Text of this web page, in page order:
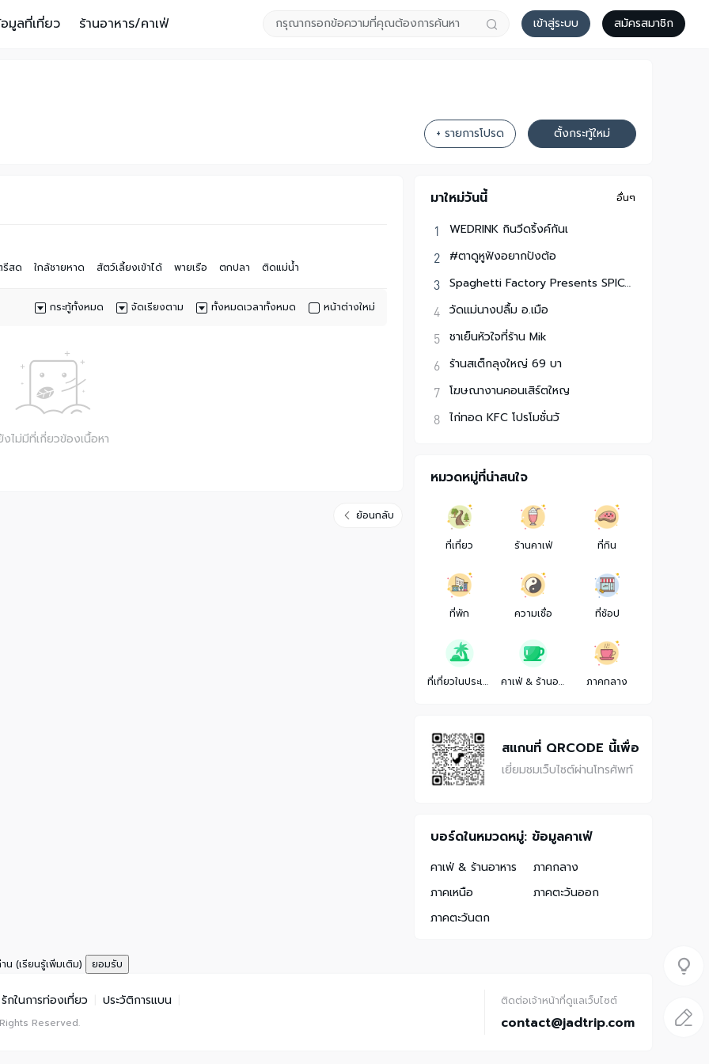
มูลที่เที่ยว ร้านอาหาร/คาเฟ่ เข้าสู่ระบบ สมัครสมาชิก
+ รายการโปรด ตั้งกระทู้ใหม่
สด ใกล้ชายหาด สัตว์เลี้ยงเข้าได้ พายเรือ ตกปลา ติดแม่นํ้า
หน้าต่างใหม่
ทั้งหมดเวลาทั้งหมด
จัดเรียงตาม
กระทู้ทั้งหมด
งไม่มีที่เกี่ยวข้องเนื้อหา
ย้อนกลับ
มาใหม่วันนี้ อื่นๆ
WEDRINK กินวีดริ้งค์กันเ
#ตาดูหูฟังอยากปังต้อ
Spaghetti Factory Presents SPICYDISH FRI
วัดแม่นางปลื้ม อ.เมือ
ชาเย็นหัวใจที่ร้าน Mik
ร้านสเต็กลุงใหญ่ 69 บา
โฆษณางานคอนเสิร์ตใหญ
ไก่ทอด KFC โปรโมชั่นวั
หมวดหมู่ที่น่าสนใจ
ที่เที่ยว ร้านคาเฟ่ ที่กิน
ที่พัก ความเชื่อ ที่ช้อป
ที่เที่ยวในประเทศ คาเฟ่ & ร้านอาหาร ภาคกลาง
สแกนที่ QRCODE นี้เพื่อ
เยี่ยมชมเว็บไซต์ผ่านโทรศัพท์
บอร์ดในหมวดหมู่: ข้อมูลคาเฟ่
คาเฟ่ & ร้านอาหาร
ภาคกลาง
ภาคเหนือ
ภาคตะวันออก
ภาคตะวันตก
น (เรียนรู้เพิ่มเติม) ยอมรับ
ติดต่อเจ้าหน้าที่ดูแลเว็บไซต์
contact@jadtrip.com
กในการท่องเที่ยว ประวัติการแบน
Reserved.